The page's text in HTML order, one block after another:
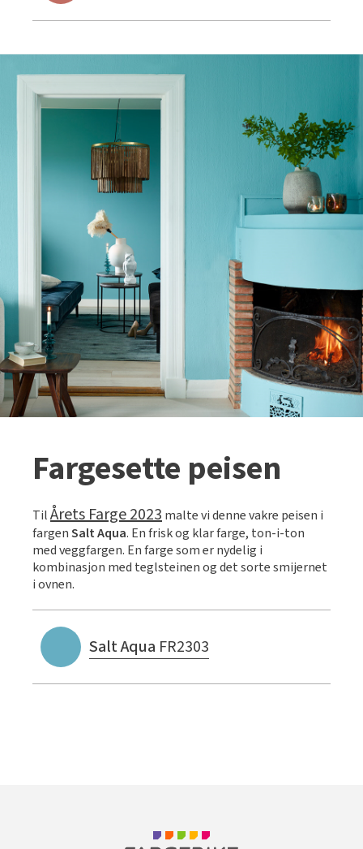
Fargesette peisen
TilÅrets Farge 2023malte vi denne vakre peisen i
fargenSalt Aqua. En frisk og klar farge, ton-i-ton
med veggfargen. En farge som er nydelig i
kombinasjon med teglsteinen og det sorte smijernet
i ovnen.
Salt Aqua FR2303